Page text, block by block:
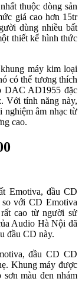
thuộc dòng sản
giá cao hơn 15tr
dùng nhiều bất
thiết kế hình thức
máy kim loại
có thể tương thích
DAC AD1955 đặc
Với tính năng này,
nghiệm âm nhạc từ
cao.
Emotiva, đầu CD
với CD Emotiva
cao từ người sử
Audio Hà Nội đã
đầu CD này.
đầu CD CD
Khung máy được
màu đen nhám